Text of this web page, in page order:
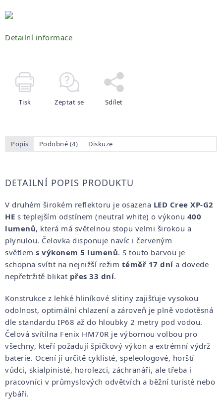
Detailní informace
Tisk Zeptat se Sdílet
Popis Podobné (4) Diskuze
DETAILNÍ POPIS PRODUKTU
V druhém širokém reflektoru je osazena LED Cree XP-G2
HE s teplejším odstínem (neutral white) o výkonu 400
lumenů, která má světelnou stopu velmi širokou a
plynulou. Čelovka disponuje navíc i červeným
světlem s výkonem 5 lumenů. S touto barvou je
schopna svítit na nejnižší režim téměř 17 dní a dovede
nepřetržitě blikat přes 33 dní.
Konstrukce z lehké hliníkové slitiny zajišťuje vysokou
odolnost, optimální chlazení a zároveň je plně vodotěsná
dle standardu IP68 až do hloubky 2 metry pod vodou.
Čelová svítilna Fenix HM70R je výbornou volbou pro
všechny, kteří požadují špičkový výkon a extrémní výdrž
baterie. Ocení jí určitě cyklisté, speleologové, horští
vůdci, skialpinisté, horolezci, záchranáři, ale třeba i
pracovníci v průmyslových odvětvích a běžní turisté nebo
rybáři.